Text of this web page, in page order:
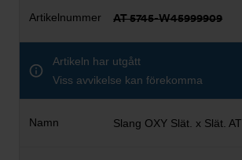
AT 5745-W45999909
Artikeln har utgått
Viss avvikelse kan förekomma
Slang OXY Slät. x Slät. AT